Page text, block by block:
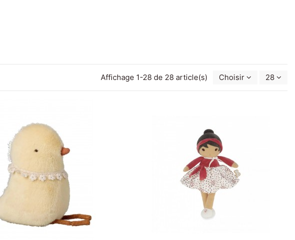
Affichage 1-28 de 28 article(s) Choisir 28